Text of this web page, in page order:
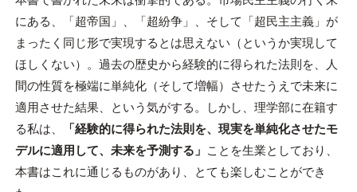
にある、「超帝国」、「超紛争」、そして「超民主主義」が
まったく同じ形で実現するとは思えない（というか実現して
ほしくない）。過去の歴史から経験的に得られた法則を、人
間の性質を極端に単純化（そして増幅）させたうえで未来に
適用させた結果、という気がする。しかし、理学部に在籍す
る私は、
「経験的に得られた法則を、現実を単純化させたモ
デルに適用して、未来を予測する」 ことを生業としており、
本書はこれに通じるものがあり、とても楽しむことができ